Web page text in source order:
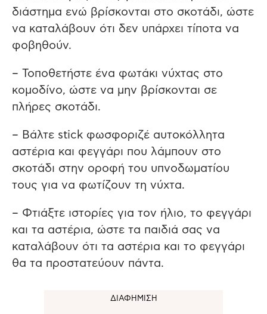
διάστημα ενώ βρίσκονται στο σκοτάδι, ώστε
να καταλάβουν ότι δεν υπάρχει τίποτα να
φοβηθούν.
– Τοποθετήστε ένα φωτάκι νύχτας στο
κομοδίνο, ώστε να μην βρίσκονται σε
πλήρες σκοτάδι.
– Βάλτε stick φωσφοριζέ αυτοκόλλητα
αστέρια και φεγγάρι που λάμπουν στο
σκοτάδι στην οροφή του υπνοδωματίου
τους για να φωτίζουν τη νύχτα.
– Φτιάξτε ιστορίες για τον ήλιο, το φεγγάρι
και τα αστέρια, ώστε τα παιδιά σας να
καταλάβουν ότι τα αστέρια και το φεγγάρι
θα τα προστατεύουν πάντα.